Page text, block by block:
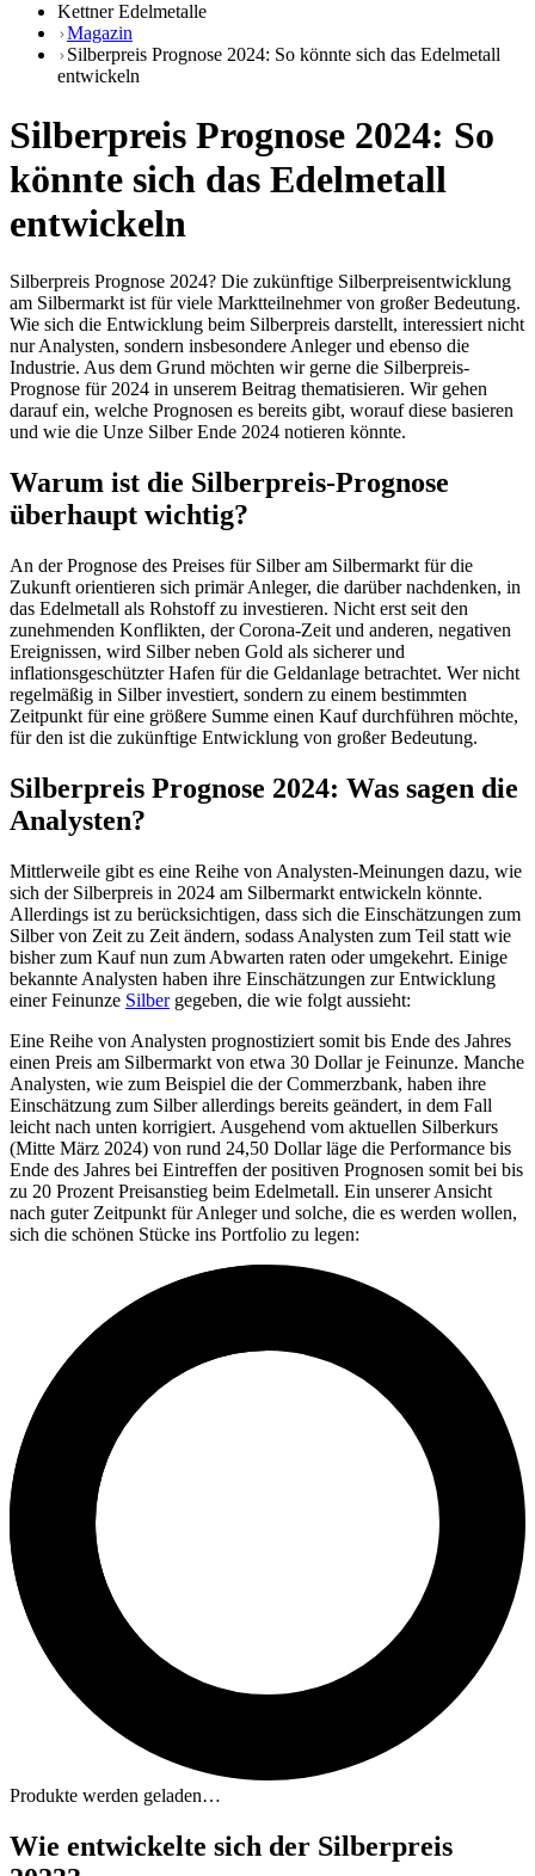
Kettner Edelmetalle
Magazin
Silberpreis Prognose 2024: So könnte sich das Edelmetall
entwickeln
Silberpreis Prognose 2024: So
könnte sich das Edelmetall
entwickeln
Silberpreis Prognose 2024? Die zukünftige Silberpreisentwicklung
am Silbermarkt ist für viele Marktteilnehmer von großer Bedeutung.
Wie sich die Entwicklung beim Silberpreis darstellt, interessiert nicht
nur Analysten, sondern insbesondere Anleger und ebenso die
Industrie. Aus dem Grund möchten wir gerne die Silberpreis-
Prognose für 2024 in unserem Beitrag thematisieren. Wir gehen
darauf ein, welche Prognosen es bereits gibt, worauf diese basieren
und wie die Unze Silber Ende 2024 notieren könnte.
Warum ist die Silberpreis-Prognose
überhaupt wichtig?
An der Prognose des Preises für Silber am Silbermarkt für die
Zukunft orientieren sich primär Anleger, die darüber nachdenken, in
das Edelmetall als Rohstoff zu investieren. Nicht erst seit den
zunehmenden Konflikten, der Corona-Zeit und anderen, negativen
Ereignissen, wird Silber neben Gold als sicherer und
inflationsgeschützter Hafen für die Geldanlage betrachtet. Wer nicht
regelmäßig in Silber investiert, sondern zu einem bestimmten
Zeitpunkt für eine größere Summe einen Kauf durchführen möchte,
für den ist die zukünftige Entwicklung von großer Bedeutung.
Silberpreis Prognose 2024: Was sagen die
Analysten?
Mittlerweile gibt es eine Reihe von Analysten-Meinungen dazu, wie
sich der Silberpreis in 2024 am Silbermarkt entwickeln könnte.
Allerdings ist zu berücksichtigen, dass sich die Einschätzungen zum
Silber von Zeit zu Zeit ändern, sodass Analysten zum Teil statt wie
bisher zum Kauf nun zum Abwarten raten oder umgekehrt. Einige
bekannte Analysten haben ihre Einschätzungen zur Entwicklung
einer Feinunze Silbergegeben, die wie folgt aussieht:
Eine Reihe von Analysten prognostiziert somit bis Ende des Jahres
einen Preis am Silbermarkt von etwa 30 Dollar je Feinunze. Manche
Analysten, wie zum Beispiel die der Commerzbank, haben ihre
Einschätzung zum Silber allerdings bereits geändert, in dem Fall
leicht nach unten korrigiert. Ausgehend vom aktuellen Silberkurs
(Mitte März 2024) von rund 24,50 Dollar läge die Performance bis
Ende des Jahres bei Eintreffen der positiven Prognosen somit bei bis
zu 20 Prozent Preisanstieg beim Edelmetall. Ein unserer Ansicht
nach guter Zeitpunkt für Anleger und solche, die es werden wollen,
sich die schönen Stücke ins Portfolio zu legen:
Produkte werden geladen…
Wie entwickelte sich der Silberpreis